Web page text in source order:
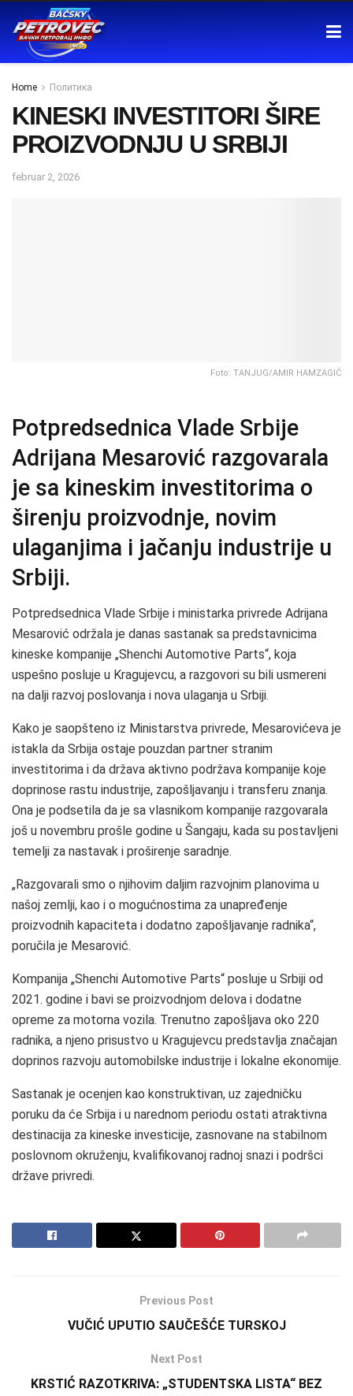
Home Политика
KINESKI INVESTITORI ŠIRE
PROIZVODNJU U SRBIJI
februar 2, 2026
Foto: TANJUG/AMIR HAMZAGIĆ
Potpredsednica Vlade Srbije
Adrijana Mesarović razgovarala
je sa kineskim investitorima o
širenju proizvodnje, novim
ulaganjima i jačanju industrije u
Srbiji.
Potpredsednica Vlade Srbije i ministarka privrede Adrijana
Mesarović održala je danas sastanak sa predstavnicima
kineske kompanije „Shenchi Automotive Parts“, koja
uspešno posluje u Kragujevcu, a razgovori su bili usmereni
na dalji razvoj poslovanja i nova ulaganja u Srbiji.
Kako je saopšteno iz Ministarstva privrede, Mesarovićeva je
istakla da Srbija ostaje pouzdan partner stranim
investitorima i da država aktivno podržava kompanije koje
doprinose rastu industrije, zapošljavanju i transferu znanja.
Ona je podsetila da je sa vlasnikom kompanije razgovarala
još u novembru prošle godine u Šangaju, kada su postavljeni
temelji za nastavak i proširenje saradnje.
„Razgovarali smo o njihovim daljim razvojnim planovima u
našoj zemlji, kao i o mogućnostima za unapređenje
proizvodnih kapaciteta i dodatno zapošljavanje radnika“,
poručila je Mesarović.
Kompanija „Shenchi Automotive Parts“ posluje u Srbiji od
2021. godine i bavi se proizvodnjom delova i dodatne
opreme za motorna vozila. Trenutno zapošljava oko 220
radnika, a njeno prisustvo u Kragujevcu predstavlja značajan
doprinos razvoju automobilske industrije i lokalne ekonomije.
Sastanak je ocenjen kao konstruktivan, uz zajedničku
poruku da će Srbija i u narednom periodu ostati atraktivna
destinacija za kineske investicije, zasnovane na stabilnom
poslovnom okruženju, kvalifikovanoj radnoj snazi i podršci
države privredi.
Previous Post
VUČIĆ UPUTIO SAUČEŠĆE TURSKOJ
Next Post
KRSTIĆ RAZOTKRIVA: „STUDENTSKA LISTA“ BEZ